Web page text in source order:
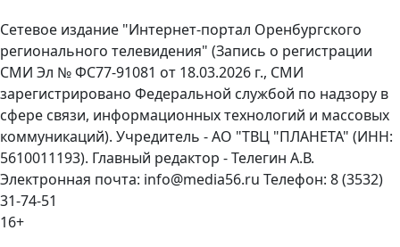
Сетевое издание "Интернет-портал Оренбургского
регионального телевидения" (Запись о регистрации
СМИ Эл № ФС77-91081 от 18.03.2026 г., СМИ
зарегистрировано Федеральной службой по надзору в
сфере связи, информационных технологий и массовых
коммуникаций). Учредитель - АО "ТВЦ "ПЛАНЕТА" (ИНН:
5610011193). Главный редактор - Телегин А.В.
Электронная почта: info@media56.ru Телефон: 8 (3532)
31-74-51
16+